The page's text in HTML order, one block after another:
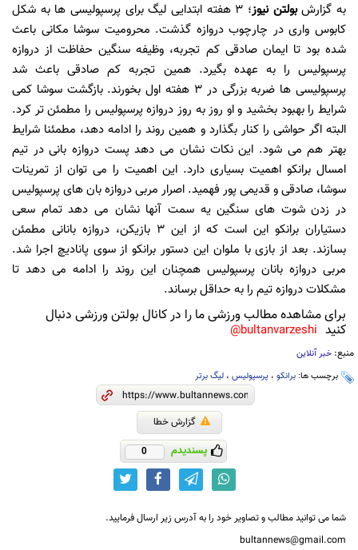
به گزارشبولتن نیوز
؛ 3 هفته ابتدایی لیگ برای پرسپولیسی ها به شکل
کابوس واری در چارچوب دروازه گذشت. محرومیت سوشا مکانی باعث
شده بود تا ایمان صادقی کم تجربه، وظیفه سنگین حفاظت از دروازه
پرسپولیس را به عهده بگیرد. همین تجربه کم صادقی باعث شد
پرسپولیسی ها ضربه بزرگی در 3 هفته اول بخورند. بازگشت سوشا کمی
شرایط را بهبود بخشید و او روز به روز دروازه پرسپولیس را مطمئن تر کرد.
البته اگر حواشی را کنار بگذارد و همین روند را ادامه دهد، مطمئنا شرایط
بهتر هم می شود. این نکات نشان می دهد پست دروازه بانی در تیم
امسال برانکو اهمیت بسیاری دارد. این اهمیت را می توان از تمرینات
سوشا، صادقی و قدیمی پور فهمید. اصرار مربی دروازه بان های پرسپولیس
در زدن شوت های سنگین یه سمت آنها نشان می دهد تمام سعی
دستیاران برانکو این است که از این 3 بازیکن، دروازه بانانی مطمئن
بسازند. بعد از بازی با ملوان این دستور برانکو از سوی پانادیچ اجرا شد.
مربی دروازه بانان پرسپولیس همچنان این روند را ادامه می دهد تا
مشکلات دروازه تیم را به حداقل برساند.
برای مشاهده مطالب ورزشی ما را در کانال بولتن ورزشی دنبال
کنید bultanvarzeshi@
منبع: خبر آنلاین
برچسب ها: برانکو ، پرسپولیس ، لیگ برتر
گزارش خطا
پسندیدم 0
شما می توانید مطالب و تصاویر خود را به آدرس زیر ارسال فرمایید.
bultannews@gmail.com